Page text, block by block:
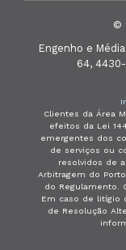
©
Engenho e
64,
Clientes da Área
efeitos da Lei
emergentes dos
de serviços ou
resolvidos de
Arbitragem do
do Regulamento.
Em caso de litígio
de Resolução